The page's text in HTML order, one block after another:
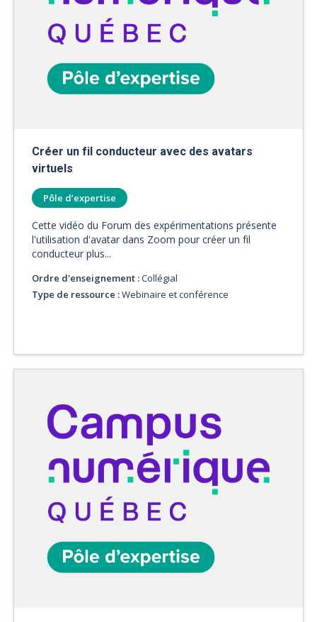
Créer un fil conducteur avec des avatars
virtuels
Pôle d’expertise
Cette vidéo du Forum des expérimentations présente
l'utilisation d'avatar dans Zoom pour créer un fil
conducteur plus...
Ordre d'enseignement :Collégial
Type de ressource :Webinaire et conférence